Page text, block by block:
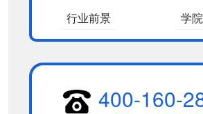
行业前景 学
400-160-